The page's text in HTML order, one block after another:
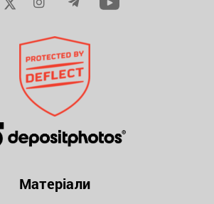
Матеріали